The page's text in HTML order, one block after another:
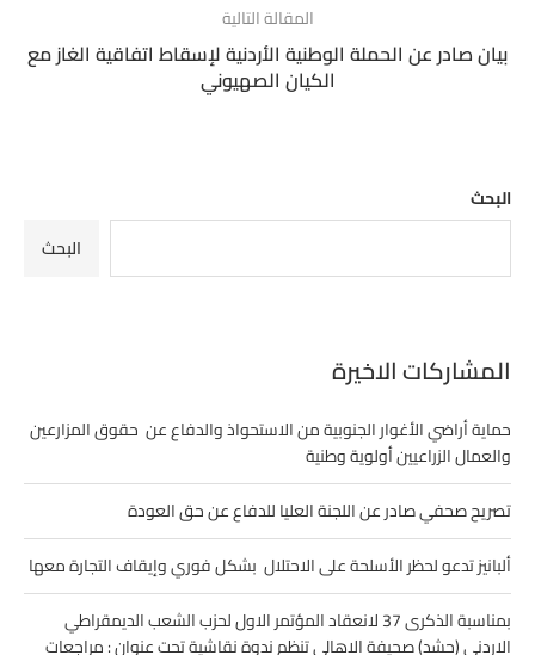
المقالة التالية
بيان صادر عن الحملة الوطنية الأردنية لإسقاط اتفاقية الغاز مع
الكيان الصهيوني
البحث
البحث
المشاركات الاخيرة
حماية أراضي الأغوار الجنوبية من الاستحواذ والدفاع عن حقوق المزارعين
والعمال الزراعيين أولوية وطنية
تصريح صحفي صادر عن اللجنة العليا للدفاع عن حق العودة
ألبانيز تدعو لحظر الأسلحة على الاحتلال بشكل فوري وإيقاف التجارة معها
بمناسبة الذكرى 37 لانعقاد المؤتمر الاول لحزب الشعب الديمقراطي
الاردني (حشد) صحيفة الاهالي تنظم ندوة نقاشية تحت عنوان : مراجعات